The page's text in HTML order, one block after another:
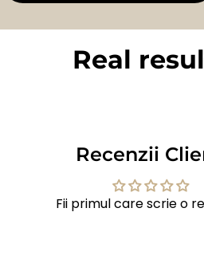
Real
Recenzii
Fii primul care scrie o